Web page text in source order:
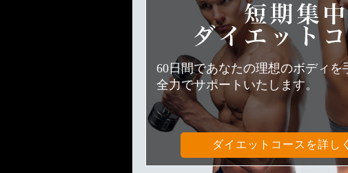
60日間であなたの理想のボディを
全力でサポートいたします。
ダイエットコースを詳し